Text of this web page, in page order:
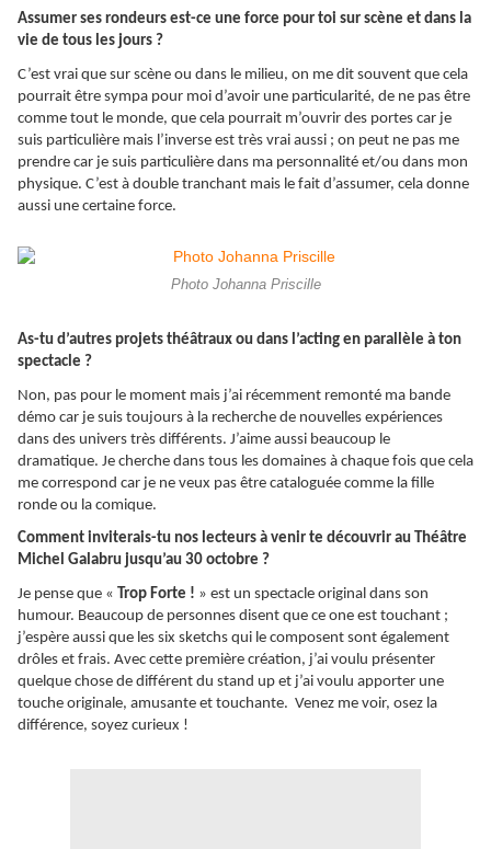
Assumer ses rondeurs est-ce une force pour toi sur scène et dans la
vie de tous les jours ?
C’est vrai que sur scène ou dans le milieu, on me dit souvent que cela
pourrait être sympa pour moi d’avoir une particularité, de ne pas être
comme tout le monde, que cela pourrait m’ouvrir des portes car je
suis particulière mais l’inverse est très vrai aussi ; on peut ne pas me
prendre car je suis particulière dans ma personnalité et/ou dans mon
physique. C’est à double tranchant mais le fait d’assumer, cela donne
aussi une certaine force.
Photo Johanna Priscille
As-tu d’autres projets théâtraux ou dans l’acting en parallèle à ton
spectacle ?
Non, pas pour le moment mais j’ai récemment remonté ma bande
démo car je suis toujours à la recherche de nouvelles expériences
dans des univers très différents. J’aime aussi beaucoup le
dramatique. Je cherche dans tous les domaines à chaque fois que cela
me correspond car je ne veux pas être cataloguée comme la fille
ronde ou la comique.
Comment inviterais-tu nos lecteurs à venir te découvrir au Théâtre
Michel Galabru jusqu’au 30 octobre ?
Je pense que « Trop Forte ! » est un spectacle original dans son
humour. Beaucoup de personnes disent que ce one est touchant ;
j’espère aussi que les six sketchs qui le composent sont également
drôles et frais. Avec cette première création, j’ai voulu présenter
quelque chose de différent du stand up et j’ai voulu apporter une
touche originale, amusante et touchante. Venez me voir, osez la
différence, soyez curieux !